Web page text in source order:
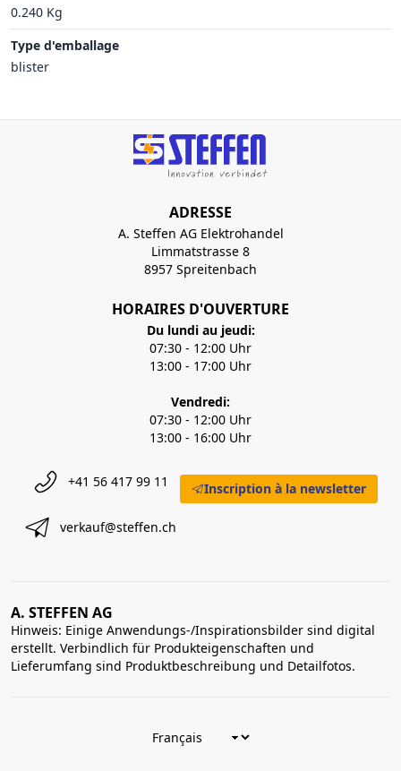
0.240 Kg
Type d'emballage
blister
ADRESSE
A. Steffen AG Elektrohandel
Limmatstrasse 8
8957 Spreitenbach
HORAIRES D'OUVERTURE
Du lundi au jeudi:
07:30 - 12:00 Uhr
13:00 - 17:00 Uhr
Vendredi:
07:30 - 12:00 Uhr
13:00 - 16:00 Uhr
+41 56 417 99 11
verkauf@steffen.ch
Inscription à la newsletter
A. STEFFEN AG
Hinweis: Einige Anwendungs-/Inspirationsbilder sind digital
erstellt. Verbindlich für Produkteigenschaften und
Lieferumfang sind Produktbeschreibung und Detailfotos.